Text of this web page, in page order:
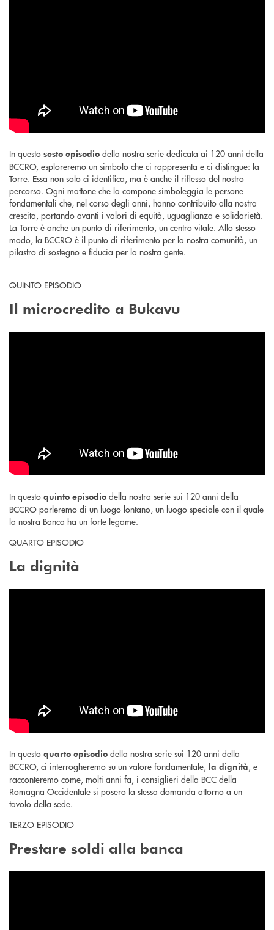
In questo sesto episodio della nostra serie dedicata ai 120 anni della
BCCRO, esploreremo un simbolo che ci rappresenta e ci distingue: la
Torre. Essa non solo ci identifica, ma è anche il riflesso del nostro
percorso. Ogni mattone che la compone simboleggia le persone
fondamentali che, nel corso degli anni, hanno contribuito alla nostra
crescita, portando avanti i valori di equità, uguaglianza e solidarietà.
La Torre è anche un punto di riferimento, un centro vitale. Allo stesso
modo, la BCCRO è il punto di riferimento per la nostra comunità, un
pilastro di sostegno e fiducia per la nostra gente.
QUINTO EPISODIO
Il microcredito a Bukavu
In questo quinto episodio della nostra serie sui 120 anni della
BCCRO parleremo di un luogo lontano, un luogo speciale con il quale
la nostra Banca ha un forte legame.
QUARTO EPISODIO
La dignità
In questo quarto episodio della nostra serie sui 120 anni della
BCCRO, ci interrogheremo su un valore fondamentale, la dignità, e
racconteremo come, molti anni fa, i consiglieri della BCC della
Romagna Occidentale si posero la stessa domanda attorno a un
tavolo della sede.
TERZO EPISODIO
Prestare soldi alla banca